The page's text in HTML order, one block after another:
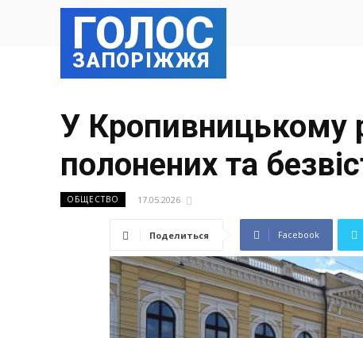
ГОЛОС
ЗАПОРІЖЖЯ
У Кропивницькому
полонених та
ОБЩЕСТВО 17.05.2026
Поделиться Facebook